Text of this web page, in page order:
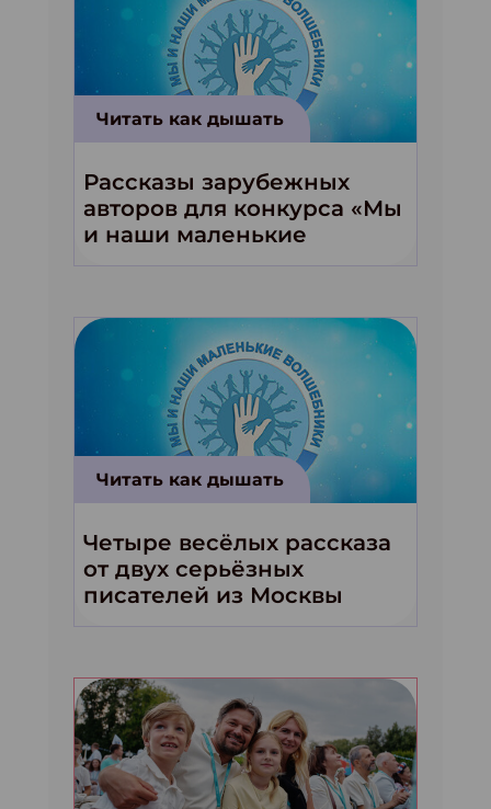
Читать как дышать
Рассказы зарубежных
авторов для конкурса «Мы
и наши маленькие
волшебники!»
Читать как дышать
Четыре весёлых рассказа
от двух серьёзных
писателей из Москвы